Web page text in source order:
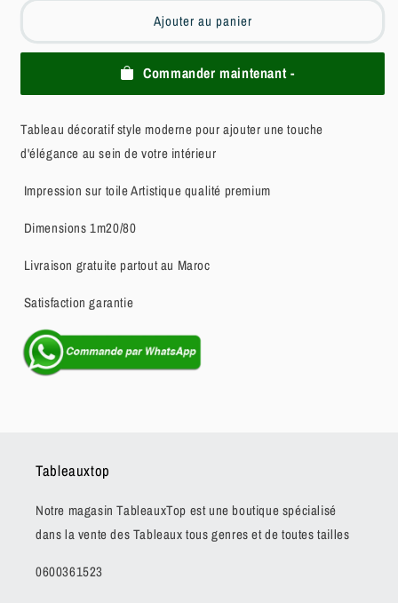
Ajouter au panier
Commander maintenant -
Tableau décoratif style moderne pour ajouter une touche
d'élégance au sein de votre intérieur
Impression sur toile Artistique qualité premium
Dimensions 1m20/80
Livraison gratuite partout au Maroc
Satisfaction garantie
Tableauxtop
Notre magasin TableauxTop est une boutique spécialisé
dans la vente des Tableaux tous genres et de toutes tailles
0600361523